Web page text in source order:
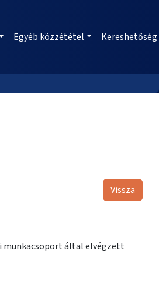
Egyéb közzététel Kereshetőség
Vissza
munkacsoport által elvégzett